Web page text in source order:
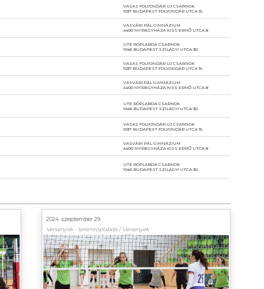
VASAS FOLYONDÁR ÚJ CSARNOK
1037 BUDAPEST FOLYONDÁR UTCA 15.
VASVÁRI PÁL GIMNÁZIUM
4400 NYÍREGYHÁZA KISS ERNŐ UTCA 8
UTE RÖPLABDA CSARNOK
1046 BUDAPEST SZILÁGYI UTCA 30.
VASAS FOLYONDÁR ÚJ CSARNOK
1037 BUDAPEST FOLYONDÁR UTCA 15.
VASVÁRI PÁL GIMNÁZIUM
4400 NYÍREGYHÁZA KISS ERNŐ UTCA 8
UTE RÖPLABDA CSARNOK
1046 BUDAPEST SZILÁGYI UTCA 30.
VASAS FOLYONDÁR ÚJ CSARNOK
1037 BUDAPEST FOLYONDÁR UTCA 15.
VASVÁRI PÁL GIMNÁZIUM
4400 NYÍREGYHÁZA KISS ERNŐ UTCA 8
UTE RÖPLABDA CSARNOK
1046 BUDAPEST SZILÁGYI UTCA 30.
2024. szeptember 29.
Versenyek - teremröplabda / Versenyek